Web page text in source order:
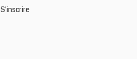
S'inscrire